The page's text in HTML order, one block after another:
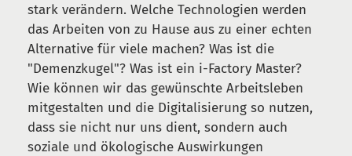
stark verändern. Welche Technologien werden
das Arbeiten von zu Hause aus zu einer echten
Alternative für viele machen? Was ist die
"Demenzkugel"? Was ist ein i-Factory Master?
Wie können wir das gewünschte Arbeitsleben
mitgestalten und die Digitalisierung so nutzen,
dass sie nicht nur uns dient, sondern auch
soziale und ökologische Auswirkungen